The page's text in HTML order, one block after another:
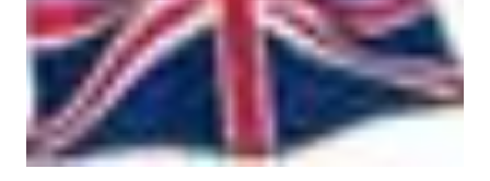
non esiste un driver adatto. Detto questo, consideriamo la
stampante che vogliamo collegare al Mac. Il caso che
abbiamo usato nei precedenti post,...